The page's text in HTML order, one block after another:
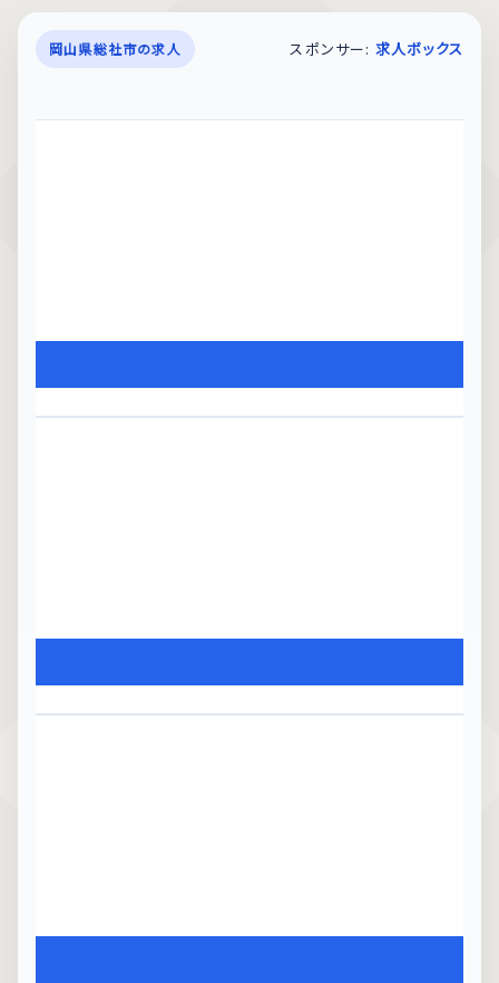
岡山県総社市の求人 スポンサー: 求人ボックス